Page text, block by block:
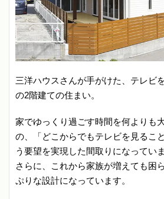
三洋ハウスさんが手がけた、テレビ
の2階建ての住まい。
家でゆっくり過ごす時間を何よりも
の、「どこからでもテレビを見るこ
う要望を実現した間取りになっていま
さらに、これから家族が増えても困
ぷりな設計になっています。